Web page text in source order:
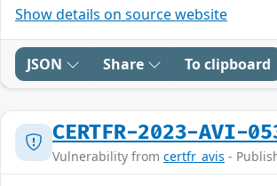
Show details on source website
JSON Share To clipboard
CERTFR-2023-AVI-
Vulnerability from certfr_avis -